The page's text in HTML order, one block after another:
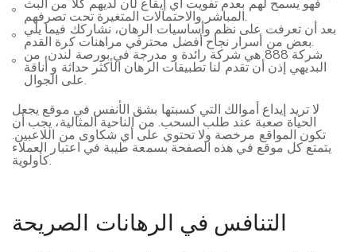
فهو يسمح لهم بعدم تفويت أي إيقاع لأن لديهم كلاً من البث
المباشر والاحتمالات المتغيرة تحت تصرفهم.
بعد أن تعرفت على نظم وأساسيات الرهان، نشاركك فيما يلي
بعض من أسرار نجاح أفضل محترفي مراهنات كرة القدم.
شركة 888 هي شركة رائدة و مدرجة في بورصة لندن، من
البديهي إذن أن تقدم لنا تطبيقات الرهان الأكثر حداثة و أناقة
على الجوال.
لا تريد إيداع أموالك التي كسبتها بشق الأنفس في موقع يجعل
الحياة صعبة عند طلب السحب. من الناحية المثالية، يجب أن
تكون المواقع مرخصة ولا تحتوي على أي شكاوى من اللاعبين.
يتمتع كل موقع في هذه الصفحة بسمعة طيبة في اعتبار العملاء
كأولوية.
التنافس في الرهانات الصريحة